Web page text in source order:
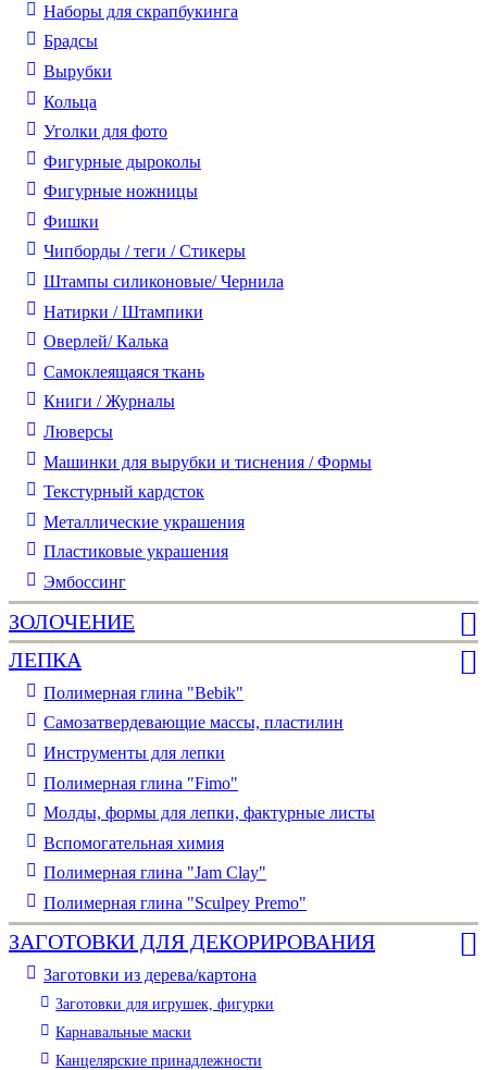
Наборы для скрапбукинга
Брадсы
Вырубки
Кольца
Уголки для фото
Фигурные дыроколы
Фигурные ножницы
Фишки
Чипборды / теги / Стикеры
Штампы силиконовые/ Чернила
Натирки / Штампики
Оверлей/ Калька
Самоклеящаяся ткань
Книги / Журналы
Люверсы
Машинки для вырубки и тиснения / Формы
Текстурный кардсток
Металлические украшения
Пластиковые украшения
Эмбоссинг
ЗОЛОЧЕНИЕ
ЛЕПКА
Полимерная глина "Bebik"
Самозатвердевающие массы, пластилин
Инструменты для лепки
Полимерная глина "Fimo"
Молды, формы для лепки, фактурные листы
Вспомогательная химия
Полимерная глина "Jam Clay"
Полимерная глина "Sculpey Premo"
ЗАГОТОВКИ ДЛЯ ДЕКОРИРОВАНИЯ
Заготовки из дерева/картона
Заготовки для игрушек, фигурки
Карнавальные маски
Канцелярские принадлежности